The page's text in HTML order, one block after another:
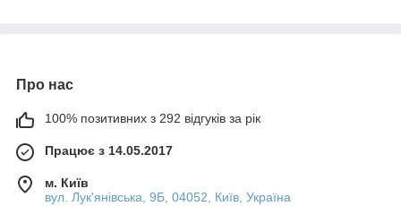
Про нас
100% позитивних з 292 відгуків за рік
Працює з 14.05.2017
м. Київ
вул. Лук'янівська, 9Б, 04052, Київ, Україна